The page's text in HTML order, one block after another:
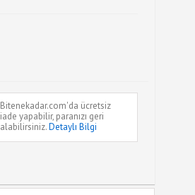
Bitenekadar.com'da ücretsiz
iade yapabilir, paranızı geri
alabilirsiniz.Detaylı Bilgi